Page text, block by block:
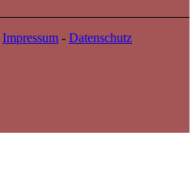
Impressum - Datenschutz